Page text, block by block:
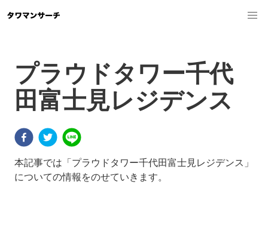
プラウドタワー千代
田富士見レジデンス
本記事では「プラウドタワー千代田富士見レジデンス」
についての情報をのせていきます。